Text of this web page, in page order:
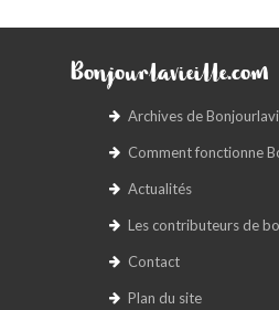
Bonjourlavieille.com
Archives de
Comment fonctionne
Actualités
Les contributeurs de
Contact
Plan du site